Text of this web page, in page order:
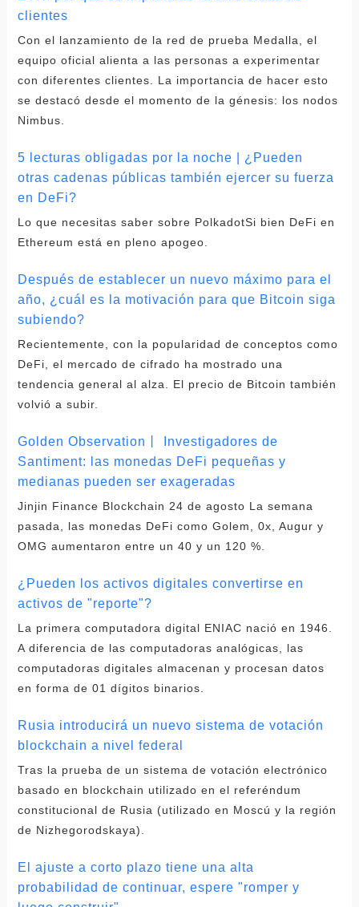
clientes
Con el lanzamiento de la red de prueba Medalla, el
equipo oficial alienta a las personas a experimentar
con diferentes clientes. La importancia de hacer esto
se destacó desde el momento de la génesis: los nodos
Nimbus.
5 lecturas obligadas por la noche | ¿Pueden
otras cadenas públicas también ejercer su fuerza
en DeFi?
Lo que necesitas saber sobre PolkadotSi bien DeFi en
Ethereum está en pleno apogeo.
Después de establecer un nuevo máximo para el
año, ¿cuál es la motivación para que Bitcoin siga
subiendo?
Recientemente, con la popularidad de conceptos como
DeFi, el mercado de cifrado ha mostrado una
tendencia general al alza. El precio de Bitcoin también
volvió a subir.
Golden Observation丨 Investigadores de
Santiment: las monedas DeFi pequeñas y
medianas pueden ser exageradas
Jinjin Finance Blockchain 24 de agosto La semana
pasada, las monedas DeFi como Golem, 0x, Augur y
OMG aumentaron entre un 40 y un 120 %.
¿Pueden los activos digitales convertirse en
activos de "reporte"?
La primera computadora digital ENIAC nació en 1946.
A diferencia de las computadoras analógicas, las
computadoras digitales almacenan y procesan datos
en forma de 01 dígitos binarios.
Rusia introducirá un nuevo sistema de votación
blockchain a nivel federal
Tras la prueba de un sistema de votación electrónico
basado en blockchain utilizado en el referéndum
constitucional de Rusia (utilizado en Moscú y la región
de Nizhegorodskaya).
El ajuste a corto plazo tiene una alta
probabilidad de continuar, espere "romper y